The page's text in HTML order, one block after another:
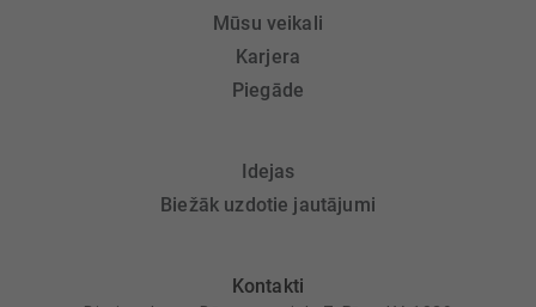
Mūsu veikali
Karjera
Piegāde
Idejas
Biežāk uzdotie jautājumi
Kontakti